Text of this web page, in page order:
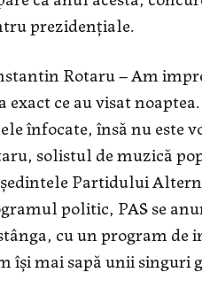
prezidențiale.
Rotaru – Am
exact ce au visat
înfocate, însă nu este
solistul de muzică
Partidului
politic, PAS se
cu un program de
își mai sapă unii singuri